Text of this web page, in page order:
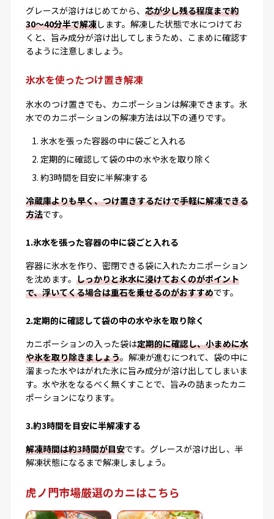
グレースが溶けはじめてから、 芯が少し残る程度まで約
30～40分半で解凍します。解凍した状態で水につけてお
くと、旨み成分が溶け出してしまうため、こまめに確認す
るように注意しましょう。
氷水を使ったつけ置き解凍
氷水のつけ置きでも、カニポーションは解凍できます。氷
水でのカニポーションの解凍方法は以下の通りです。
氷水を張った容器の中に袋ごと入れる
定期的に確認して袋の中の水や氷を取り除く
約3時間を目安に半解凍する
冷蔵庫よりも早く、つけ置きするだけで手軽に解凍できる
方法です。
1.氷水を張った容器の中に袋ごと入れる
容器に氷水を作り、密閉できる袋に入れたカニポーション
を沈めます。 しっかりと氷水に浸けておくのがポイント
で、浮いてくる場合は重石を乗せるのがおすすめです。
2.定期的に確認して袋の中の水や氷を取り除く
カニポーションの入った袋は定期的に確認し、小まめに水
や氷を取り除きましょう。解凍が進むにつれて、袋の中に
溜まった水やはがれた氷に旨み成分が溶け出してしまいま
す。水や氷をなるべく無くすことで、旨みの詰まったカニ
ポーションになります。
3.約3時間を目安に半解凍する
解凍時間は約3時間が目安です。グレースが溶け出し、半
解凍状態になるまで解凍しましょう。
虎ノ門市場厳選のカニはこちら